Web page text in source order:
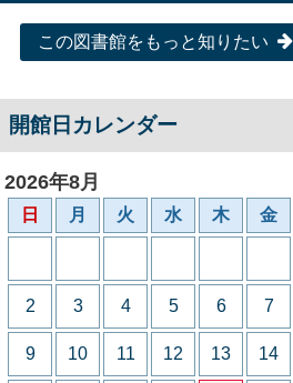
この図書館をもっと知りたい
開館日カレンダー
2026年8月
日 月 火 水 木 金
2 3 4 5 6 7
9 10 11 12 13 14